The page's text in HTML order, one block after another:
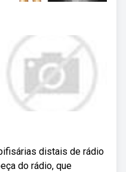
distais de rádio
do rádio, que